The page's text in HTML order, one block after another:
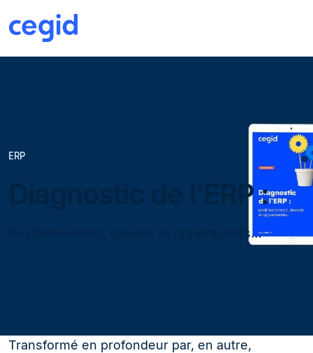
ERP
Diagnostic de l’ERP :
Positionnement, devenir et opportunités…
Transformé en profondeur par, en autre,